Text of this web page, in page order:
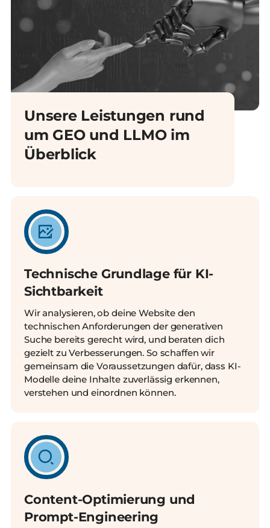
Unsere Leistungen rund
um GEO und LLMO im
Überblick
Technische Grundlage für KI-
Sichtbarkeit
Wir analysieren, ob deine Website den
technischen Anforderungen der generativen
Suche bereits gerecht wird, und beraten dich
gezielt zu Verbesserungen. So schaffen wir
gemeinsam die Voraussetzungen dafür, dass KI-
Modelle deine Inhalte zuverlässig erkennen,
verstehen und einordnen können.
Content-Optimierung und
Prompt-Engineering